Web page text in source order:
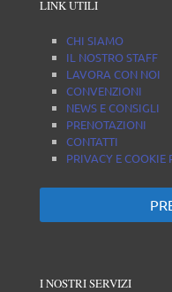
LINK UTILI
CHI SIAMO
IL NOSTRO STAFF
LAVORA CON NOI
CONVENZIONI
NEWS E CONSIGLI
PRENOTAZIONI
CONTATTI
PRIVACY E COOKIE
I NOSTRI SERVIZI